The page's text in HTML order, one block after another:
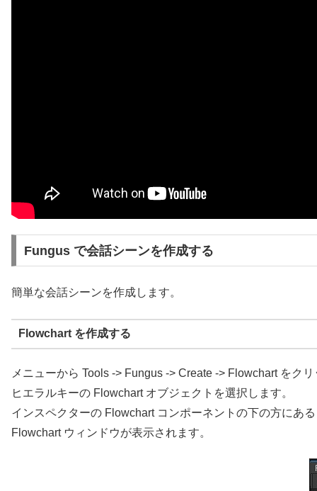
Fungus で会話シーンを作成する
簡単な会話シーンを作成します。
Flowchart を作成する
メニューから Tools -> Fungus -> Create -> Flowchart をク
ヒエラルキーの Flowchart オブジェクトを選択します。
インスペクターの Flowchart コンポーネントの下の方にあ
Flowchart ウィンドウが表示されます。